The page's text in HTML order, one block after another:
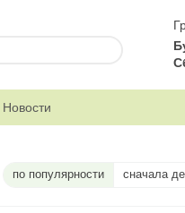
Новости
по популярности сначала